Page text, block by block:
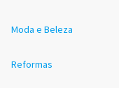
Moda e Beleza
Reformas